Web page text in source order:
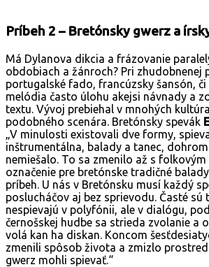
Príbeh 2 – Bretónsky gwerz a
Má Dylanova dikcia a frázovanie
obdobiach a žánroch? Pri zhudobnenej
portugalské fado, francúzsky šansón,
melódia často úlohu akejsi návnady a
textu. Vývoj prebiehal v mnohých
podobného scenára. Bretónsky spevák
„V minulosti existovali dve formy,
inštrumentálna, balady a tanec,
nemiešalo. To sa zmenilo až s folkovým
označenie pre bretónske tradičné
príbeh. U nás v Bretónsku musí každý
poslucháčov aj bez sprievodu. Časté sú
nespievajú v polyfónii, ale v dialógu,
černošskej hudbe sa strieda zvolanie a
volá kan ha diskan. Koncom
zmenili spôsob života a zmizlo
gwerz mohli spievať.“